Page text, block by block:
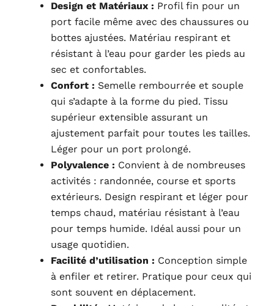
Design et Matériaux : Profil fin pour un
port facile même avec des chaussures ou
bottes ajustées. Matériau respirant et
résistant à l’eau pour garder les pieds au
sec et confortables.
Confort : Semelle rembourrée et souple
qui s’adapte à la forme du pied. Tissu
supérieur extensible assurant un
ajustement parfait pour toutes les tailles.
Léger pour un port prolongé.
Polyvalence : Convient à de nombreuses
activités : randonnée, course et sports
extérieurs. Design respirant et léger pour
temps chaud, matériau résistant à l’eau
pour temps humide. Idéal aussi pour un
usage quotidien.
Facilité d’utilisation : Conception simple
à enfiler et retirer. Pratique pour ceux qui
sont souvent en déplacement.